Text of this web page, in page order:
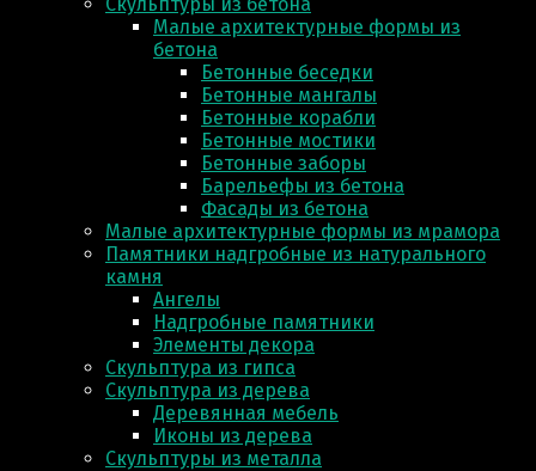
Малые архитектурные формы из
бетона
Бетонные беседки
Бетонные мангалы
Бетонные корабли
Бетонные мостики
Бетонные заборы
Барельефы из бетона
Фасады из бетона
Малые архитектурные формы из мрамора
Памятники надгробные из натурального
камня
Ангелы
Надгробные памятники
Элементы декора
Скульптура из гипса
Скульптура из деревa
Деревянная мебель
Иконы из дерева
Скульптуры из металла